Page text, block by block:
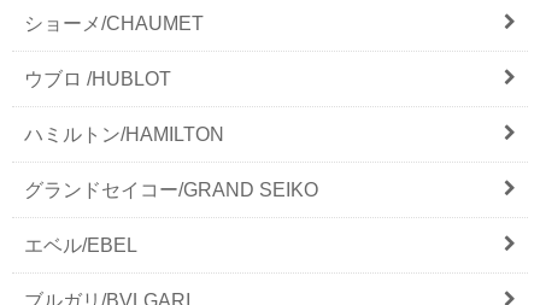
ショーメ/CHAUMET
ウブロ /HUBLOT
ハミルトン/HAMILTON
グランドセイコー/GRAND SEIKO
エベル/EBEL
ブルガリ/BVLGARI